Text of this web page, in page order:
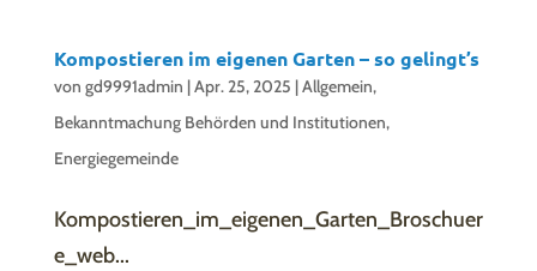
Kompostieren im eigenen Garten – so gelingt’s
von gd9991admin |Apr. 25, 2025 |Allgemein,
Bekanntmachung Behörden und Institutionen,
Energiegemeinde
Kompostieren_im_eigenen_Garten_Broschuer
e_web...